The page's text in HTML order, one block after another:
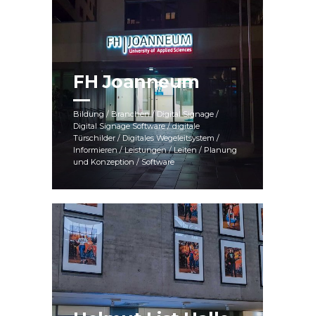
FH Joanneum
Bildung / Branchen / Digital Signage /
Digital Signage Software / digitale
Türschilder / Digitales Wegeleitsystem /
Informieren / Leistungen / Leiten / Planung
und Konzeption / Software